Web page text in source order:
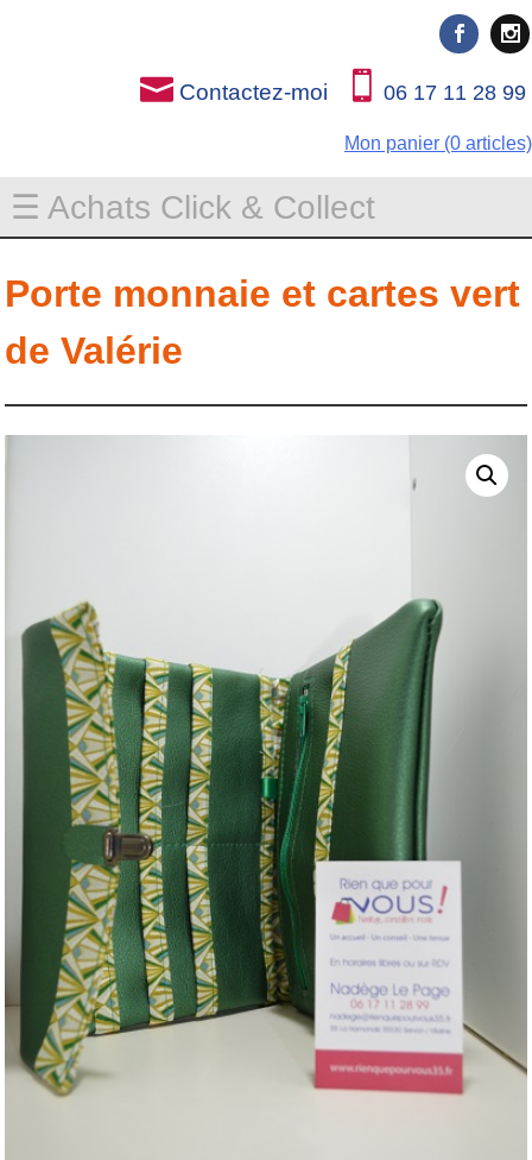
Contactez-moi 06 17 11 28 99
Mon panier (0 articles)
☰ Achats Click & Collect
Porte monnaie et cartes vert
de Valérie